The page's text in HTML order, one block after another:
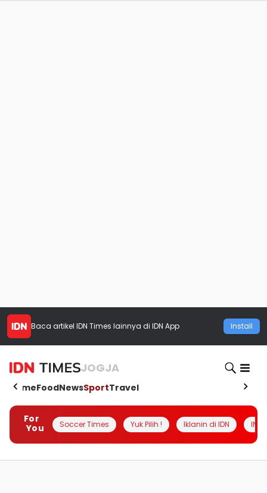
Baca artikel IDN Times lainnya di IDN App Install
JOGJA
HomeFoodNewsSportTravel
For
You
Soccer Times Yuk Pilih ! Iklanin di IDN